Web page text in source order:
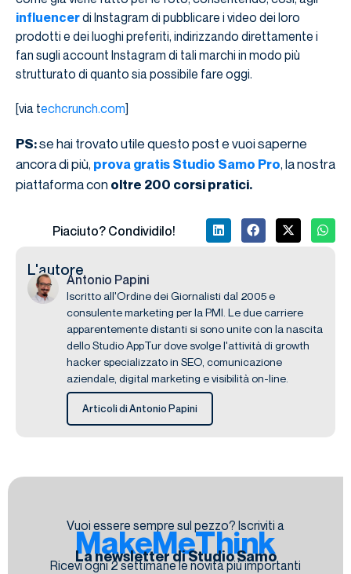
influencerdi Instagram di pubblicare i video dei loro
prodotti e dei luoghi preferiti, indirizzando direttamente i
fan sugli account Instagram di tali marchi in modo più
strutturato di quanto sia possibile fare oggi.
[via techcrunch.com]
PS:se hai trovato utile questo post e vuoi saperne
ancora di più, prova gratis Studio Samo Pro, la nostra
piattaforma con oltre 200 corsi pratici.
Piaciuto? Condividilo!
L'autore
Antonio Papini
Iscritto all'Ordine dei Giornalisti dal 2005 e
consulente marketing per la PMI. Le due carriere
apparentemente distanti si sono unite con la nascita
dello Studio AppTur dove svolge l'attività di growth
hacker specializzato in SEO, comunicazione
aziendale, digital marketing e visibilità on-line.
Articoli di Antonio Papini
Vuoi essere sempre sul pezzo? Iscriviti a
MakeMeThink
La newsletter di Studio Samo
Ricevi ogni 2 settimane le novità più importanti